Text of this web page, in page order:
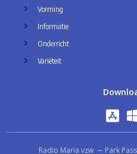
Vorming
Informatie
Onderricht
Variëteit
Radio Maria vzw ∼ Park